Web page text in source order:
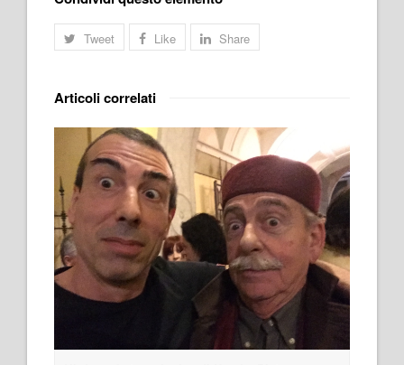
Tweet Like Share
Articoli correlati